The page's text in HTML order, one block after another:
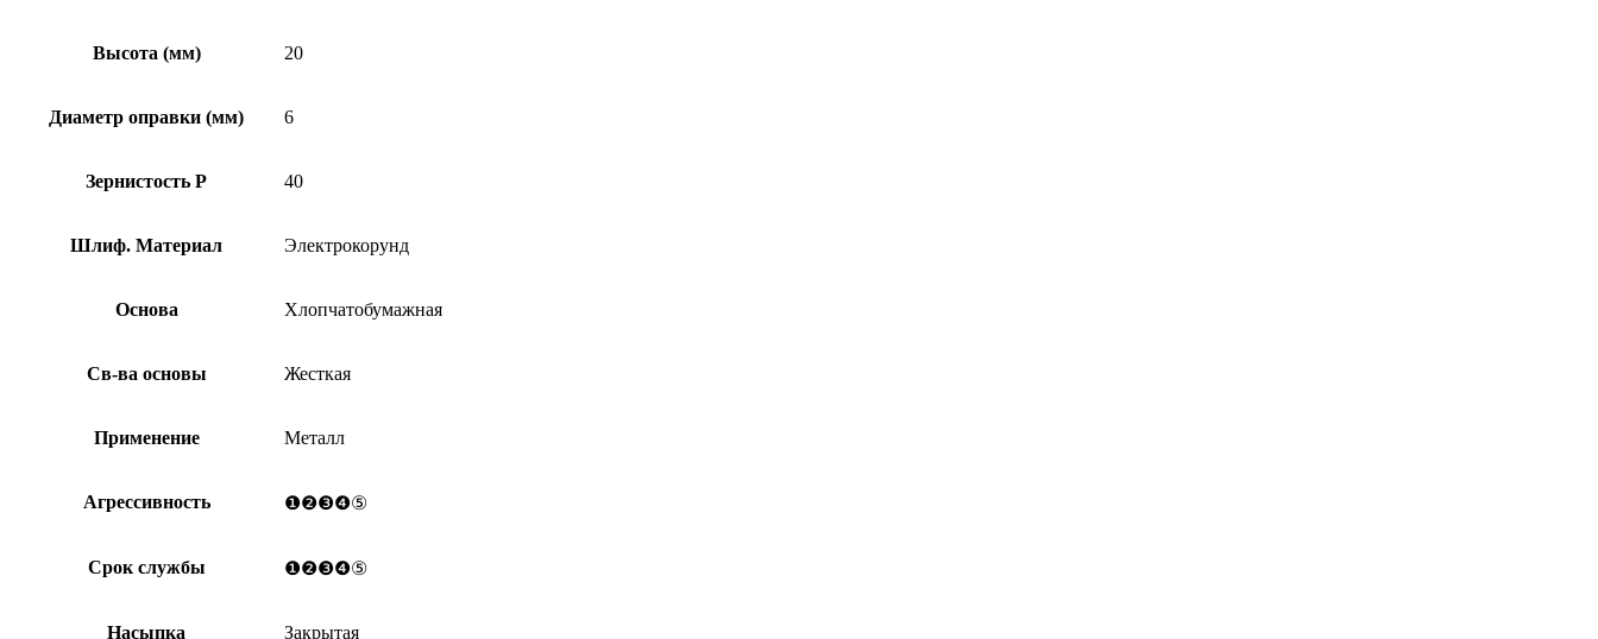
Высота (мм) 20
Диаметр оправки (мм) 6
Зернистость Р 40
Шлиф. Материал Электрокорунд
Основа Хлопчатобумажная
Св-ва основы Жесткая
Применение Металл
Агрессивность ❶❷❸❹⑤
Срок службы ❶❷❸❹⑤
Насыпка Закрытая